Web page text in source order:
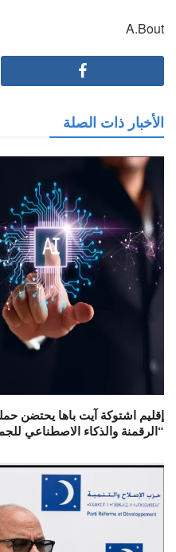
A.Bout
الأخبار ذات الصلة
إقليم اشتوكة آيت باها يحتضن
“الرقمنة والذكاء الاصطناعي